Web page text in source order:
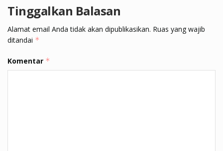
Tinggalkan Balasan
Alamat email Anda tidak akan dipublikasikan. Ruas yang wajib
ditandai *
Komentar *